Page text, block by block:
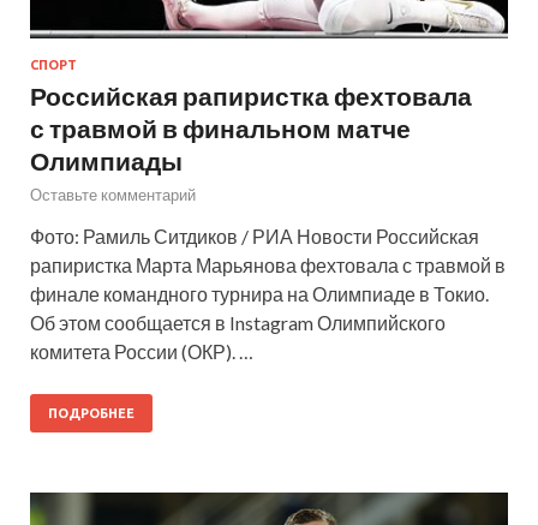
СПОРТ
Российская рапиристка фехтовала
с травмой в финальном матче
Олимпиады
Оставьте комментарий
Фото: Рамиль Ситдиков / РИА Новости Российская
рапиристка Марта Марьянова фехтовала с травмой в
финале командного турнира на Олимпиаде в Токио.
Об этом сообщается в Instagram Олимпийского
комитета России (ОКР). …
ПОДРОБНЕЕ